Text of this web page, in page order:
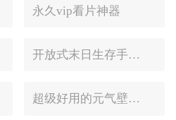
永久vip看片神器
开放式末日生存手游合集
超级好用的元气壁纸软件大全